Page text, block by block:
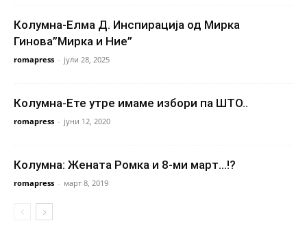
Колумна-Елма Д. Инспирација од Мирка
Гинова”Мирка и Ние”
romapress - јули 28, 2025
Колумна-Ете утре имаме избори па ШТО..
romapress - јуни 12, 2020
Колумна: Жената Ромка и 8-ми март…!?
romapress - март 8, 2019